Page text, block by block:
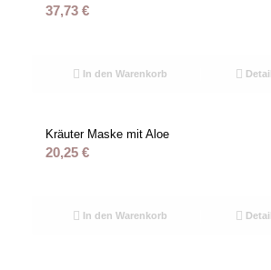
37,73 €
In den Warenkorb
Kräuter Maske mit Aloe
20,25 €
In den Warenkorb